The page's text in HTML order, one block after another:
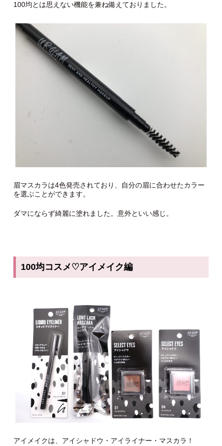
100均とは思えない機能を兼ね備えておりました。
眉マスカラは4色発売されており、自分の眉に合わせたカラー
を選ぶことができます。
ダマにならず綺麗に塗れました。意外といい感じ。
100均コスメ♡アイメイク編
アイメイクは、アイシャドウ・アイライナー・マスカラ！